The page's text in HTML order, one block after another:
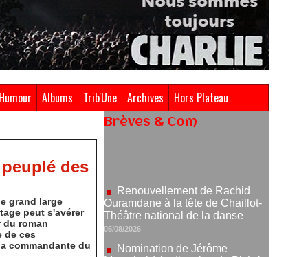
Humour Albums Trib'Une Archives Hors Plateau
des
grand large
peut s'avérer
roman
de ces
commandante du
Brèves & Com
Nomination de Jérôme
Montchal à la direction du Phénix,
Scène nationale de Valenciennes
Métropole
22/07/2026